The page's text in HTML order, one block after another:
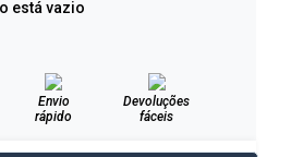
está vazio
Envio
rápido
Devoluções
fáceis